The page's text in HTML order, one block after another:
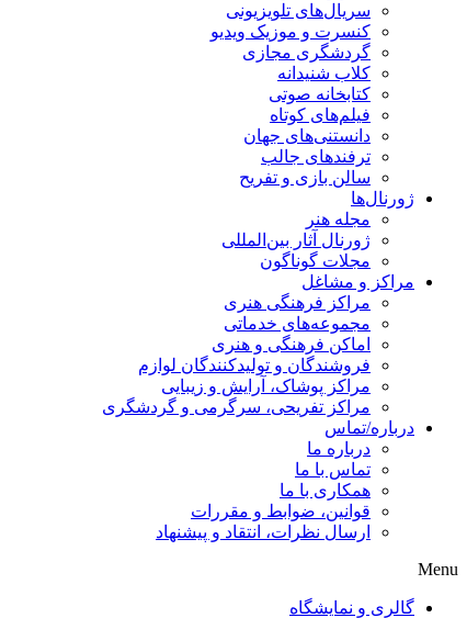
سریال‌های تلویزیونی
کنسرت و موزیک ویدیو
گردشگری مجازی
کلاب شنیدانه
کتابخانه صوتی
فیلم‌های کوتاه
دانستنی‌های جهان
ترفندهای جالب
سالن بازی و تفریح
ژورنال‌ها
مجله هنر
ژورنال آثار بین‌المللی
مجلات گوناگون
مراکز و مشاغل
مراکز فرهنگی هنری
مجموعه‌های خدماتی
اماکن فرهنگی و هنری
فروشندگان و تولیدکنندگان لوازم
مراکز پوشاک، آرایش و زیبایی
مراکز تفریحی، سرگرمی و گردشگری
درباره/تماس
درباره ما
تماس با ما
همکاری با ما
قوانین، ضوابط و مقررات
ارسال نظرات، انتقاد و پیشنهاد
Menu
گالری و نمایشگاه